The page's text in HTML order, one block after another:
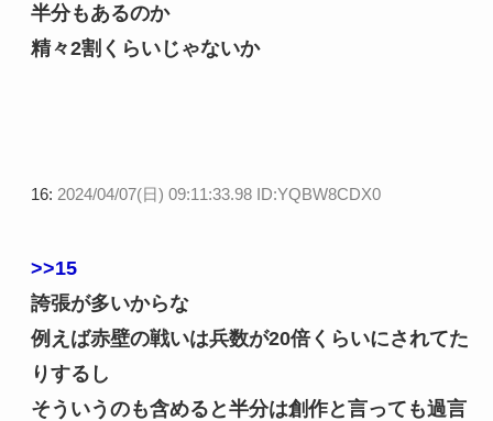
半分もあるのか
精々2割くらいじゃないか
16: 2024/04/07(日) 09:11:33.98 ID:YQBW8CDX0
>>15
誇張が多いからな
例えば赤壁の戦いは兵数が20倍くらいにされてた
りするし
そういうのも含めると半分は創作と言っても過言